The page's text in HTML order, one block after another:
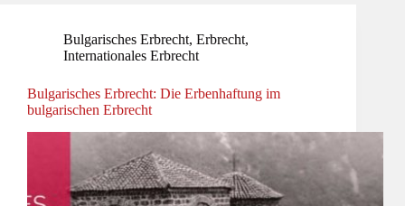
Bulgarisches Erbrecht, Erbrecht,
Internationales Erbrecht
Bulgarisches Erbrecht: Die Erbenhaftung im
bulgarischen Erbrecht